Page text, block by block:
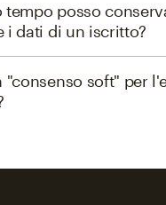
tempo posso
i dati di un iscritto?
"consenso soft" per